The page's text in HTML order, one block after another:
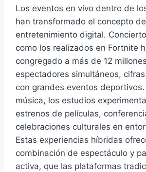
Los eventos en vivo dentro de
han transformado el concepto de
entretenimiento digital.
como los realizados en Fortnite
congregado a más de 12
espectadores simultáneos,
con grandes eventos
música, los estudios
estrenos de películas,
celebraciones culturales en
Estas experiencias híbridas
combinación de espectáculo y
activa, que las plataformas